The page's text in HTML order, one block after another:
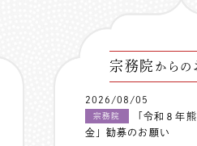
宗務院 からの
2026/08/05
宗務院
「令和８年
金」勧募のお願い